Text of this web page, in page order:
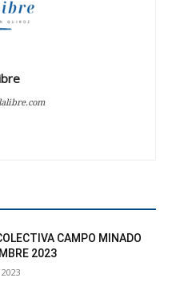
CAMPO MINADO
2023